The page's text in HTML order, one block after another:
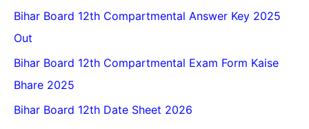
Bihar Board 12th Compartmental Answer Key 2025
Out
Bihar Board 12th Compartmental Exam Form Kaise
Bhare 2025
Bihar Board 12th Date Sheet 2026